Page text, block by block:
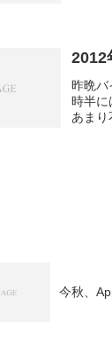
2012
昨晩バ
時半に
あまり
今秋、